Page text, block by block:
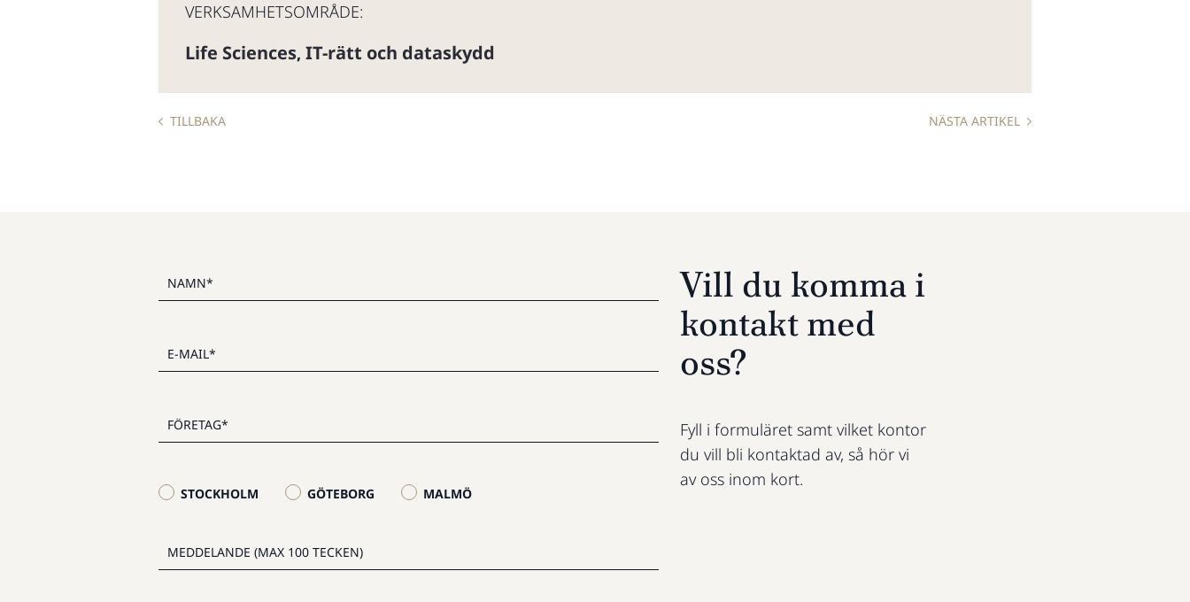
VERKSAMHETSOMRÅDE:
Life Sciences, IT-rätt och dataskydd
TILLBAKA NÄSTA ARTIKEL
STOCKHOLM GÖTEBORG MALMÖ
Vill du komma i
kontakt med
oss?
Fyll i formuläret samt vilket kontor
du vill bli kontaktad av, så hör vi
av oss inom kort.